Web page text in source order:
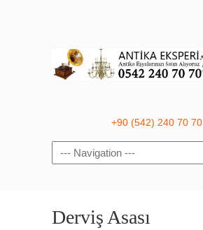
+90 (542) 240 70 70
Navigation
Derviş Asası